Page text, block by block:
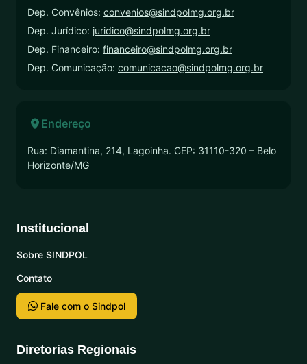
Dep. Convênios: convenios@sindpolmg.org.br
Dep. Jurídico: juridico@sindpolmg.org.br
Dep. Financeiro: financeiro@sindpolmg.org.br
Dep. Comunicação: comunicacao@sindpolmg.org.br
Endereço
Rua: Diamantina, 214, Lagoinha. CEP: 31110-320 – Belo
Horizonte/MG
Institucional
Sobre SINDPOL
Contato
Fale com o Sindpol
Diretorias Regionais